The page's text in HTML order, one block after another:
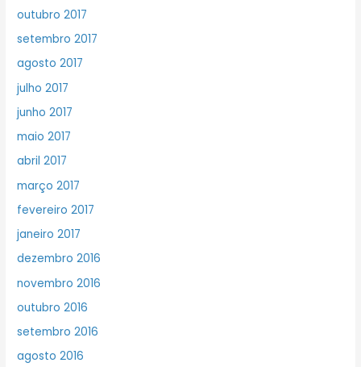
outubro 2017
setembro 2017
agosto 2017
julho 2017
junho 2017
maio 2017
abril 2017
março 2017
fevereiro 2017
janeiro 2017
dezembro 2016
novembro 2016
outubro 2016
setembro 2016
agosto 2016